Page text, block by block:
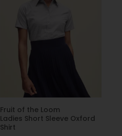
Fruit of the Loom
Ladies Short Sleeve Oxford
Shirt